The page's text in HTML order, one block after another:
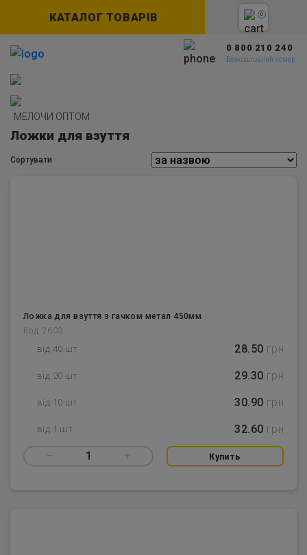
КАТАЛОГ ТОВАРІВ 0
0 800 210 240
Безкоштовний номер
МЕЛОЧИ ОПТОМ
Ложки для взуття
Сортувати
Ложка для взуття з гачком метал 450мм
Код: 2603
від 40 шт 28.50 грн
від 20 шт 29.30 грн
від 10 шт 30.90 грн
від 1 шт 32.60 грн
– 1 + Купить